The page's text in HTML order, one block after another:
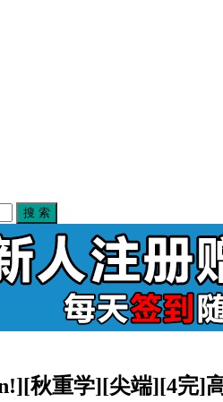
搜 索
秋重学][尖端][4完]